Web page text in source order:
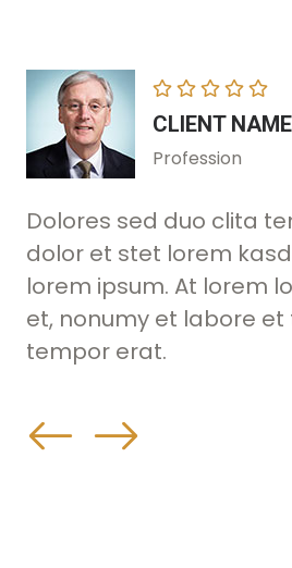
CLIENT NAME
Profession
Dolores sed duo clita
dolor et stet lorem
lorem ipsum. At lorem
et, nonumy et labore
tempor erat.